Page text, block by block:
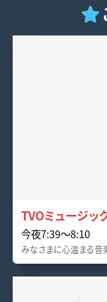
TVOミュージッ
今夜7:39〜8:10
みなさまに心温まる音